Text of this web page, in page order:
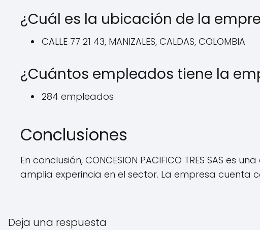
¿Cuál es la ubicación de la
CALLE 77 21 43, MANIZALES, CALDAS, COLOMBIA
¿Cuántos empleados tiene la
284 empleados
Conclusiones
En conclusión, CONCESION PACIFICO TRES SAS
amplia experincia en el sector. La empresa
Deja una respuesta